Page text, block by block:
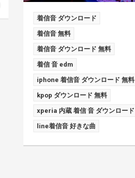
着信音 ダウンロード
着信音 無料
着信音 ダウンロード 無料
着信 音 edm
iphone 着信音 ダウンロード 無料
kpop ダウンロード 無料
xperia 内蔵 着信 音 ダウンロード
line着信音 好きな曲